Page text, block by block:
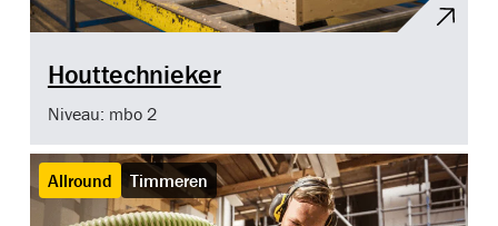
Houttechnieker
Niveau: mbo 2
Allround Timmeren